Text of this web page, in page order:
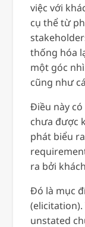
việc với
cụ thể từ
thống hóa
một góc
cũng như
Điều này
chưa được
phát biểu
ra bởi
Đó là mục
unstated